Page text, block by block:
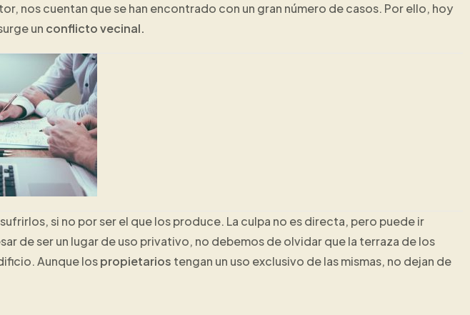
nos cuentan que se han encontrado con un gran número de casos. Por ello, hoy
un conflicto vecinal.
si no por ser el que los produce. La culpa no es directa, pero puede ir
de ser un lugar de uso privativo, no debemos de olvidar que la terraza de los
Aunque lospropietarios tengan un uso exclusivo de las mismas, no dejan de